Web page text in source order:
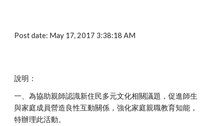
Post date: May 17, 2017 3:38:18 AM
說明：
一、為協助親師認識新住民多元文化相關議題，促進師生
與家庭成員營造良性互動關係，強化家庭親職教育知能，
特辦理此活動。